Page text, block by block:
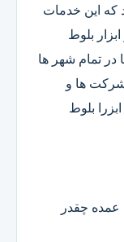
که این خدمات
بلوط
در تمام شهر ها
شرکت ها و
بلوط
عمده چقدر